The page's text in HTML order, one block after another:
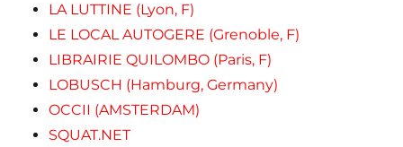
LA LUTTINE (Lyon, F)
LE LOCAL AUTOGERE (Grenoble, F)
LIBRAIRIE QUILOMBO (Paris, F)
LOBUSCH (Hamburg, Germany)
OCCII (AMSTERDAM)
SQUAT.NET